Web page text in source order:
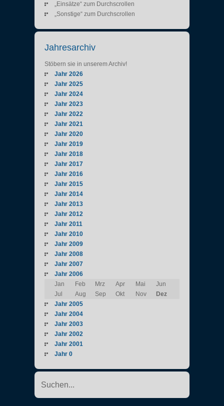
„Einsätze“ zum Durchscrollen
„Sonstige“ zum Durchscrollen
Jahresarchiv
Stöbern sie in unserem Archiv!
Jahr 2026
Jahr 2025
Jahr 2024
Jahr 2023
Jahr 2022
Jahr 2021
Jahr 2020
Jahr 2019
Jahr 2018
Jahr 2017
Jahr 2016
Jahr 2015
Jahr 2014
Jahr 2013
Jahr 2012
Jahr 2011
Jahr 2010
Jahr 2009
Jahr 2008
Jahr 2007
Jahr 2006
Jan
Feb Mrz Apr Mai
Jun
Jul
Aug Sep Okt Nov
Dez
Jahr 2005
Jahr 2004
Jahr 2003
Jahr 2002
Jahr 2001
Jahr 0